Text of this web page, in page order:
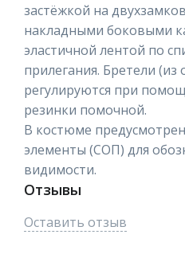
застёжкой на
накладными боковыми
эластичной лентой по
прилегания. Бретели (из
регулируются при
резинки помочной.
В костюме
элементы (СОП) для
видимости.
Отзывы
Оставить отзыв